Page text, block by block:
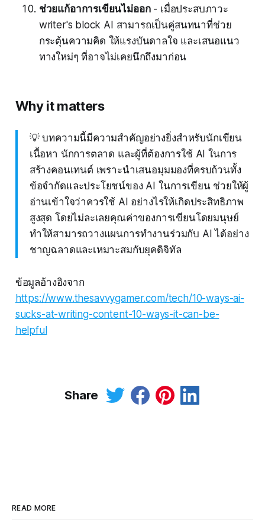
ช่วยแก้อาการเขียนไม่ออก- เมื่อประสบภาวะ
writer's block AI สามารถเป็นคู่สนทนาที่ช่วย
กระตุ้นความคิด ให้แรงบันดาลใจ และเสนอแนว
ทางใหม่ๆ ที่อาจไม่เคยนึกถึงมาก่อน
Why it matters
💡 บทความนี้มีความสำคัญอย่างยิ่งสำหรับนักเขียน
เนื้อหา นักการตลาด และผู้ที่ต้องการใช้ AI ในการ
สร้างคอนเทนต์ เพราะนำเสนอมุมมองที่ครบถ้วนทั้ง
ข้อจำกัดและประโยชน์ของ AI ในการเขียน ช่วยให้ผู้
อ่านเข้าใจว่าควรใช้ AI อย่างไรให้เกิดประสิทธิภาพ
สูงสุด โดยไม่ละเลยคุณค่าของการเขียนโดยมนุษย์
ทำให้สามารถวางแผนการทำงานร่วมกับ AI ได้อย่าง
ชาญฉลาดและเหมาะสมกับยุคดิจิทัล
ข้อมูลอ้างอิงจาก
https://www.thesavvygamer.com/tech/10-ways-ai-
sucks-at-writing-content-10-ways-it-can-be-
helpful
Share
READ MORE